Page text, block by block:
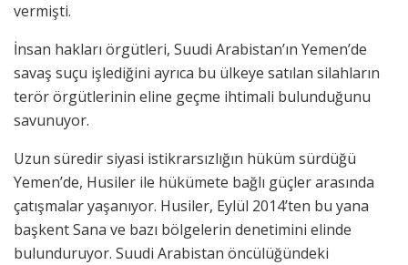
vermişti.
İnsan hakları örgütleri, Suudi Arabistan’ın Yemen’de
savaş suçu işlediğini ayrıca bu ülkeye satılan silahların
terör örgütlerinin eline geçme ihtimali bulunduğunu
savunuyor.
Uzun süredir siyasi istikrarsızlığın hüküm sürdüğü
Yemen’de, Husiler ile hükümete bağlı güçler arasında
çatışmalar yaşanıyor. Husiler, Eylül 2014’ten bu yana
başkent Sana ve bazı bölgelerin denetimini elinde
bulunduruyor. Suudi Arabistan öncülüğündeki